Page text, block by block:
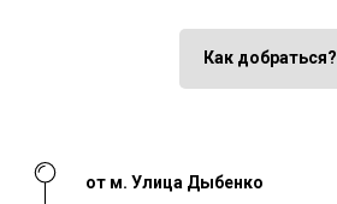
Как добраться?
от м. Улица Дыбенко